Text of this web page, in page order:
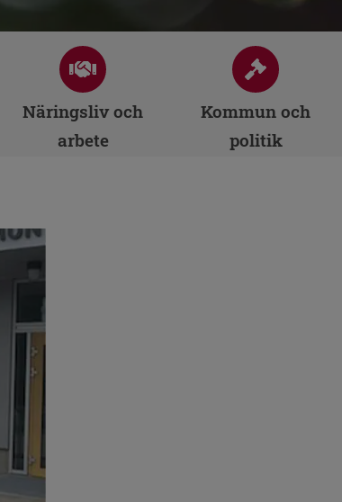
Näringsliv och
arbete
Kommun och
politik